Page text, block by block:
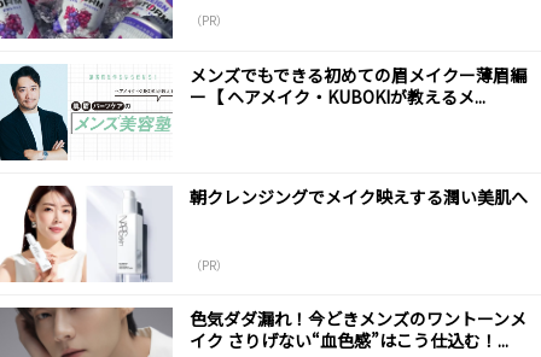
（PR）
メンズでもできる初めての眉メイクー薄眉編
ー【 ヘアメイク・KUBOKIが教えるメ...
朝クレンジングでメイク映えする潤い美肌へ
（PR）
色気ダダ漏れ！今どきメンズのワントーンメ
イク さりげない“血色感”はこう仕込む！...